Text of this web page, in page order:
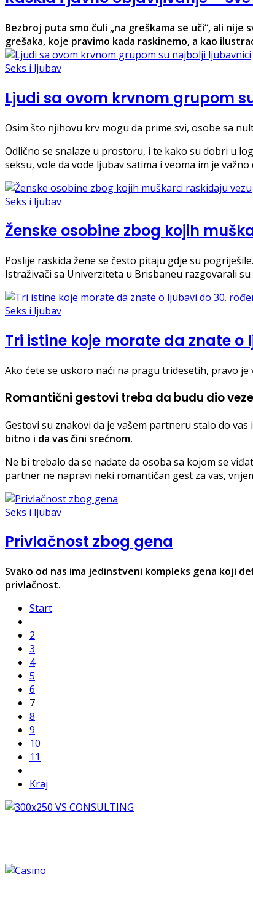
Bezbroj puta smo čuli „na greškama se uči“, ali
grešaka, koje pravimo kada raskinemo, a kao
Seks i ljubav
Ljudi sa ovom krvnom grupom
Osim što njihovu krv mogu da prime svi, osobe sa
Odlično se snalaze u prostoru, i te kako su dobri u
seksu, vole da vode ljubav satima i veoma im je
Seks i ljubav
Ženske osobine zbog kojih
Poslije raskida žene se često pitaju gdje su
Istraživači sa Univerziteta u Brisbaneu razgovarali
Seks i ljubav
Tri istine koje morate da znate
Ako ćete se uskoro naći na pragu tridesetih, pravo
Romantični gestovi treba da budu dio veze
Gestovi su znakovi da je vašem partneru stalo do vas
bitno i da vas čini srećnom.
Ne bi trebalo da se nadate da osoba sa kojom se
partner ne napravi neki romantičan gest za vas,
Seks i ljubav
Privlačnost zbog gena
Svako od nas ima jedinstveni kompleks gena koji
privlačnost.
Start
2
3
4
5
6
7
8
9
10
11
Kraj